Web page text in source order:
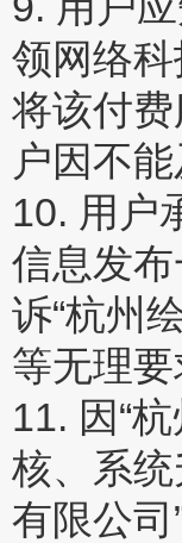
领网络
将该付
户因不
10. 用户
信息发
诉“杭州
等无理要
11. 因“
核、系
有限公